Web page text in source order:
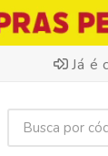
Já é